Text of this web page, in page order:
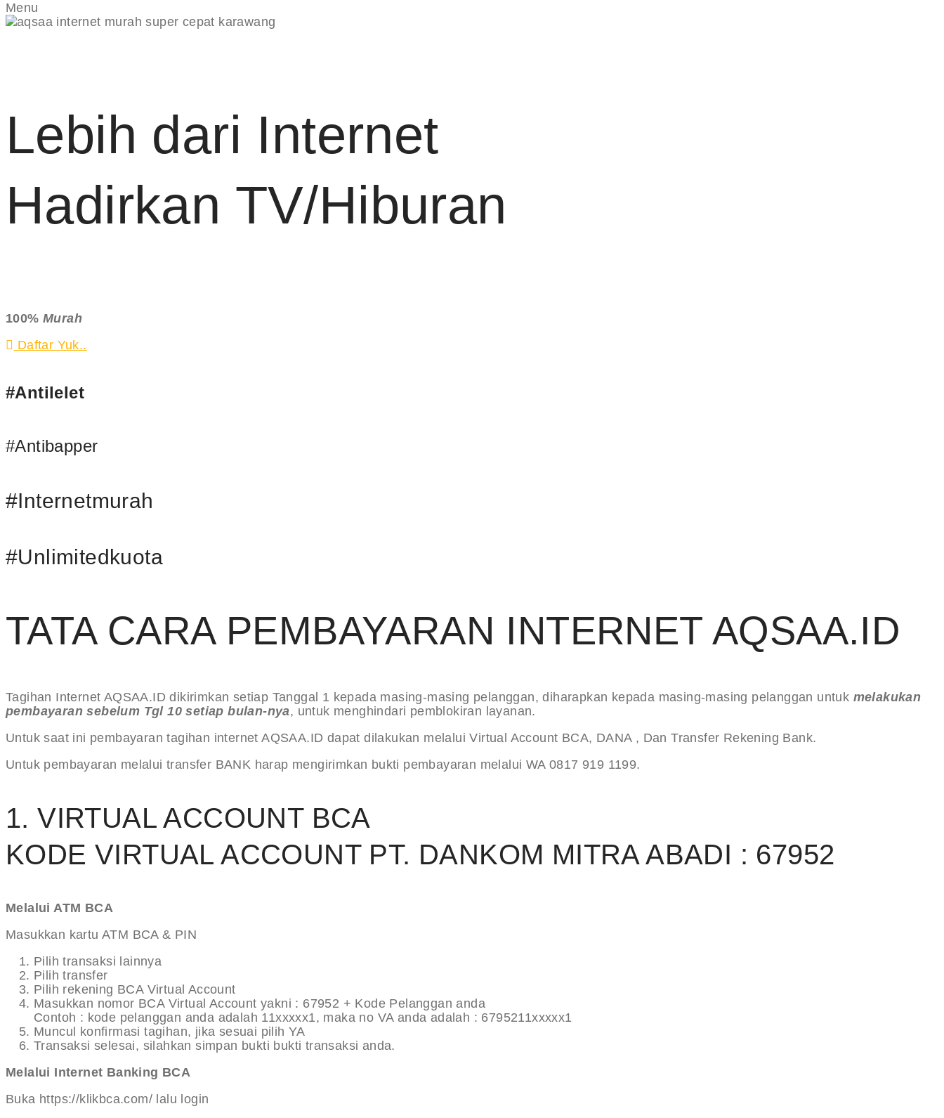
Menu
Lebih dari Internet
Hadirkan TV/Hiburan
100% Murah
Daftar Yuk..
#Antilelet
#Antibapper
#Internetmurah
#Unlimitedkuota
TATA CARA PEMBAYARAN INTERNET AQSAA.ID
Tagihan Internet AQSAA.ID dikirimkan setiap Tanggal 1 kepada masing-masing pelanggan, diharapkan kepada masing-masing pelanggan untuk melakukan
pembayaran sebelum Tgl 10 setiap bulan-nya, untuk menghindari pemblokiran layanan.
Untuk saat ini pembayaran tagihan internet AQSAA.ID dapat dilakukan melalui Virtual Account BCA, DANA , Dan Transfer Rekening Bank.
Untuk pembayaran melalui transfer BANK harap mengirimkan bukti pembayaran melalui WA 0817 919 1199.
1. VIRTUAL ACCOUNT BCA
KODE VIRTUAL ACCOUNT PT. DANKOM MITRA ABADI : 67952
Melalui ATM BCA
Masukkan kartu ATM BCA & PIN
Pilih transaksi lainnya
Pilih transfer
Pilih rekening BCA Virtual Account
Masukkan nomor BCA Virtual Account yakni : 67952 + Kode Pelanggan anda
Contoh : kode pelanggan anda adalah 11xxxxx1, maka no VA anda adalah : 6795211xxxxx1
Muncul konfirmasi tagihan, jika sesuai pilih YA
Transaksi selesai, silahkan simpan bukti bukti transaksi anda.
Melalui Internet Banking BCA
Buka https://klikbca.com/ lalu login